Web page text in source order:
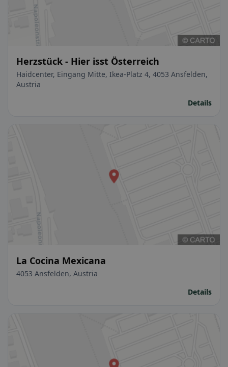
Herzstück - Hier isst Österreich
Haidcenter, Eingang Mitte, Ikea-Platz 4, 4053 Ansfelden,
Austria
Details
La Cocina Mexicana
4053 Ansfelden, Austria
Details